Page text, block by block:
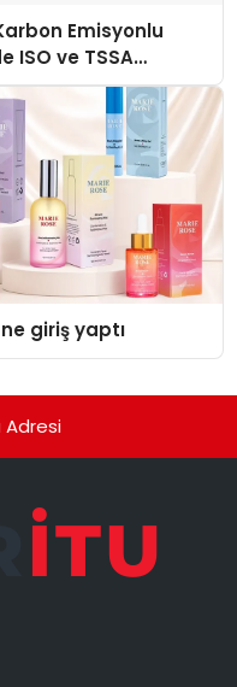
Emisyonlu
ISO ve TSSA
giriş yaptı
Adresi